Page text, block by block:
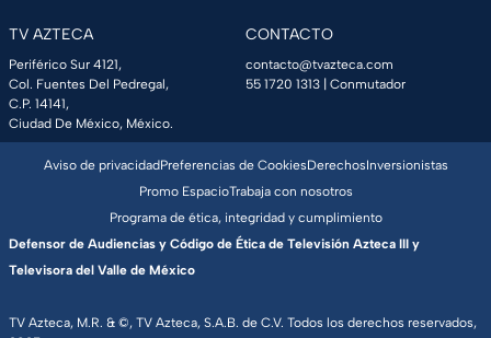
TV AZTECA
Periférico Sur 4121,
Col. Fuentes Del Pedregal,
C.P. 14141,
Ciudad De México, México.
CONTACTO
contacto@tvazteca.com
55 1720 1313 | Conmutador
TV Azteca, M.R. & ©, TV Azteca, S.A.B. de C.V. Todos los derechos reservados,
Aviso de privacidadPreferencias de CookiesDerechosInversionistas
Promo EspacioTrabaja con nosotros
Programa de ética, integridad y cumplimiento
Defensor de Audiencias y Código de Ética de Televisión Azteca III y
Televisora del Valle de México